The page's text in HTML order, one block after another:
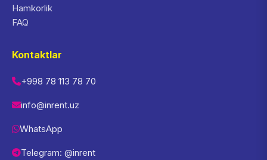
Hamkorlik
FAQ
Kontaktlar
+998 78 113 78 70
info@inrent.uz
WhatsApp
Telegram: @inrent